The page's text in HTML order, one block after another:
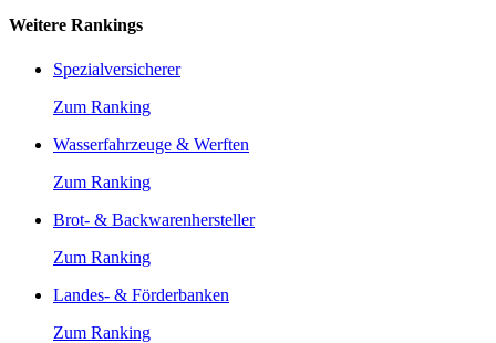
Weitere Rankings
Spezialversicherer
Zum Ranking
Wasserfahrzeuge & Werften
Zum Ranking
Brot- & Backwarenhersteller
Zum Ranking
Landes- & Förderbanken
Zum Ranking